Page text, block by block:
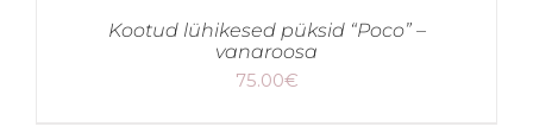
Kootud lühikesed püksid “Poco” –
vanaroosa
75.00€